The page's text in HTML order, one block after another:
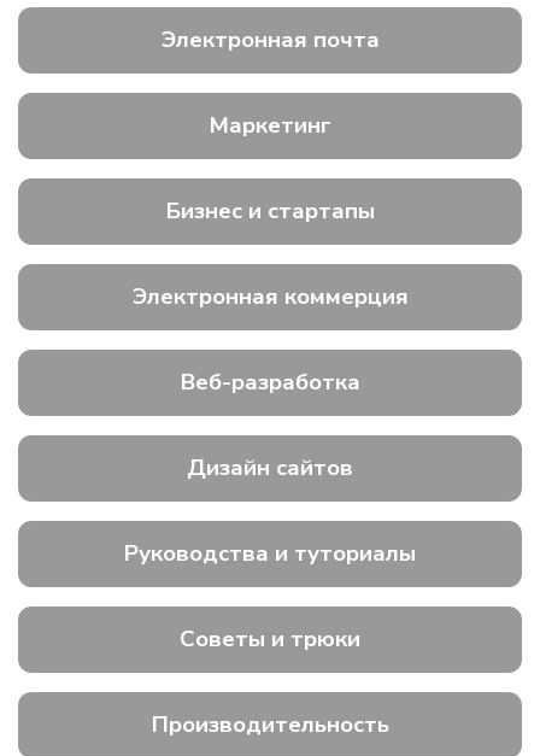
Электронная почта
Маркетинг
Бизнес и стартапы
Электронная коммерция
Веб-разработка
Дизайн сайтов
Руководства и туториалы
Советы и трюки
Производительность